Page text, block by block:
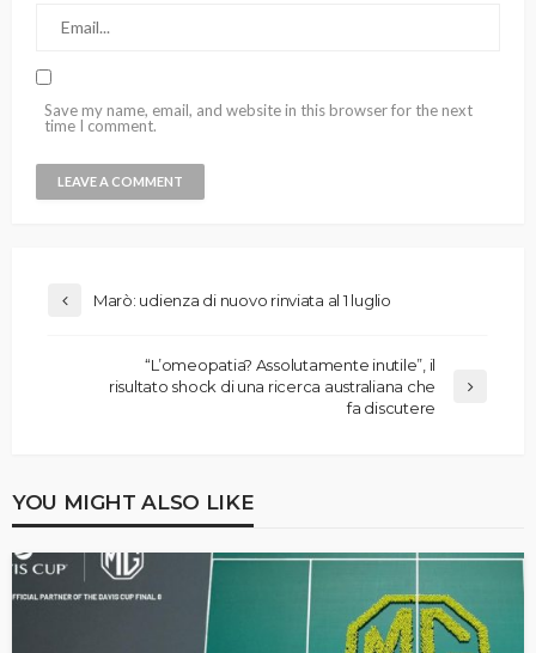
Save my name, email, and website in this browser for the next
time I comment.
Marò: udienza di nuovo rinviata al 1 luglio
“L’omeopatia? Assolutamente inutile”, il
risultato shock di una ricerca australiana che
fa discutere
YOU MIGHT ALSO LIKE